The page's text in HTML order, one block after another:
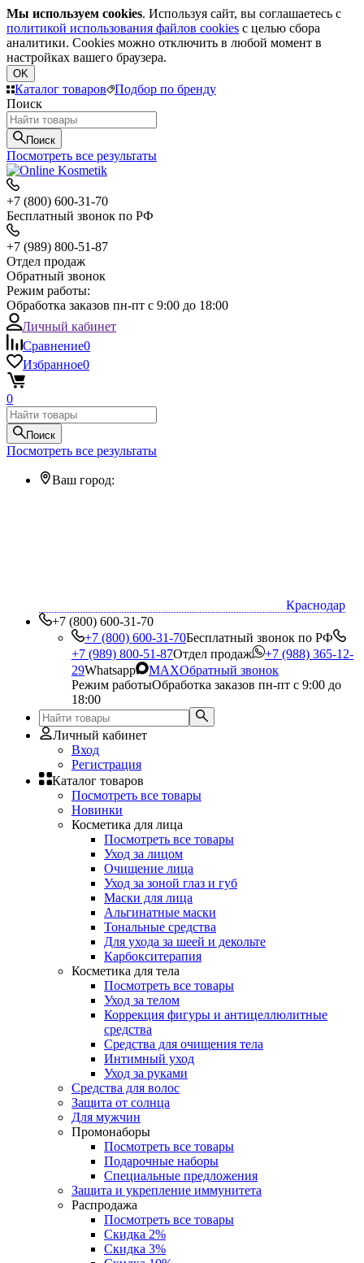
Мы используем cookies. Используя сайт, вы соглашаетесь с
политикой использования файлов cookies с целью сбора
аналитики. Cookies можно отключить в любой момент в
настройках вашего браузера.
OK
Каталог товаров
Подбор по бренду
Поиск
Поиск
Посмотреть все результаты
+7 (800) 600-31-70
Бесплатный звонок по РФ
+7 (989) 800-51-87
Отдел продаж
Обратный звонок
Режим работы:
Обработка заказов пн-пт с 9:00 до 18:00
Личный кабинет
Сравнение0
Избранное0
0
Поиск
Посмотреть все результаты
Ваш город:
Краснодар
+7 (800) 600-31-70
+7 (800) 600-31-70Бесплатный звонок по РФ
+7 (989) 800-51-87Отдел продаж
+7 (988) 365-12-
29Whatsapp MAXОбратный звонок
Режим работыОбработка заказов пн-пт с 9:00 до
18:00
Личный кабинет
Вход
Регистрация
Каталог товаров
Посмотреть все товары
Новинки
Косметика для лица
Посмотреть все товары
Уход за лицом
Очищение лица
Уход за зоной глаз и губ
Маски для лица
Альгинатные маски
Тональные средства
Для ухода за шеей и декольте
Карбокситерапия
Косметика для тела
Посмотреть все товары
Уход за телом
Коррекция фигуры и антицеллюлитные
средства
Средства для очищения тела
Интимный уход
Уход за руками
Средства для волос
Защита от солнца
Для мужчин
Промонаборы
Посмотреть все товары
Подарочные наборы
Специальные предложения
Защита и укрепление иммунитета
Распродажа
Посмотреть все товары
Скидка 2%
Скидка 3%